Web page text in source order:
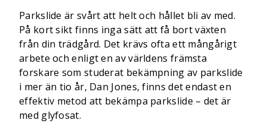
Parkslide är svårt att helt och hållet bli av med.
På kort sikt finns inga sätt att få bort växten
från din trädgård. Det krävs ofta ett mångårigt
arbete och enligt en av världens främsta
forskare som studerat bekämpning av parkslide
i mer än tio år, Dan Jones, finns det endast en
effektiv metod att bekämpa parkslide – det är
med glyfosat.